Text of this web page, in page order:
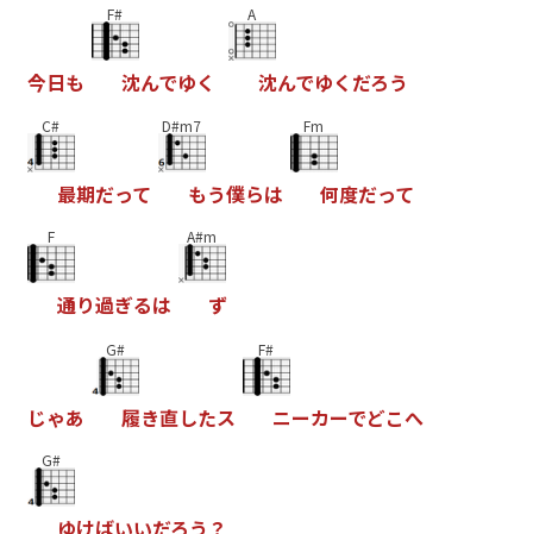
今日も
F#
沈んでゆく
A
沈んでゆく だろう
C#
最期だって
D#m7
もう僕らは
Fm
何度だって
F
通り過ぎるは
A#m
ず
じゃあ
G#
履き直したス
F#
ニーカーでどこへ
G#